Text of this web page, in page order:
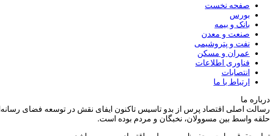
صفحه نخست
بورس
بانک و بیمه
صنعت و معدن
نفت و پتروشیمی
عمران و مسکن
فناوری اطلاعات
انتصابات
ارتباط با ما
درباره ما
رسالت اصلی اقتصاد پرس از بدو تاسیس تاکنون ایفای نقش در توسعه فضای
حلقه واسط بین مسوولان، نخبگان و مردم بوده است.